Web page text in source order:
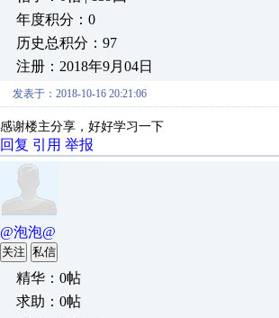
年度积分：0
历史总积分：97
注册：2018年9月04日
发表于：2018-10-16 20:21:06
感谢楼主分享，好好学习一下
回复 引用 举报
@泡泡@
关注 私信
精华：0帖
求助：0帖